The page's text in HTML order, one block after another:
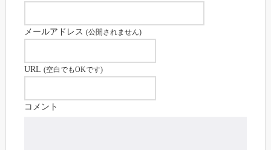
メールアドレス (公開されません)
URL (空白でもOKです)
コメント